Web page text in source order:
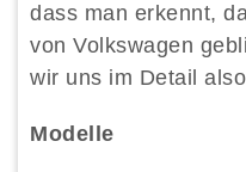
dass man erkennt,
von Volkswagen
wir uns im Detail
Modelle